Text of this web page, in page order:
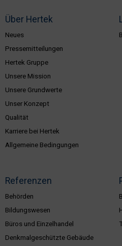
Über Hertek
Neues
Pressemitteilungen
Hertek Gruppe
Unsere Mission
Unsere Grundwerte
Unser Konzept
Qualität
Karriere bei Hertek
Allgemeine Bedingungen
Referenzen
Behörden
Bildungswesen
Büros und Einzelhandel
Denkmalgeschützte Gebäude